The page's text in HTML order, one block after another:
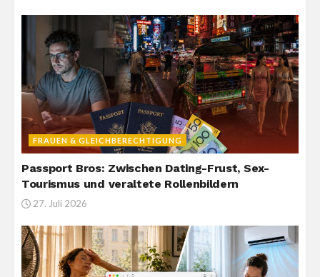
FRAUEN & GLEICHBERECHTIGUNG
Passport Bros: Zwischen Dating-Frust, Sex-
Tourismus und veraltete Rollenbildern
27. Juli 2026